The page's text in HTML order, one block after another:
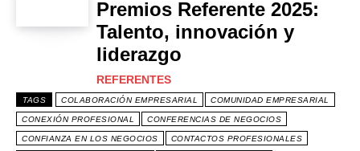
Premios Referente 2025:
Talento, innovación y
liderazgo
REFERENTES
TAGS COLABORACIÓN EMPRESARIAL COMUNIDAD EMPRESARIAL
CONEXIÓN PROFESIONAL CONFERENCIAS DE NEGOCIOS
CONFIANZA EN LOS NEGOCIOS CONTACTOS PROFESIONALES